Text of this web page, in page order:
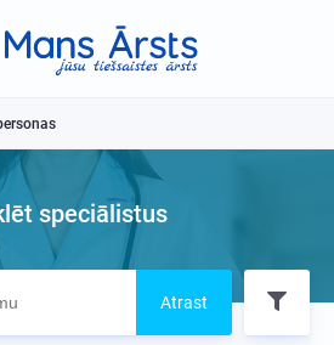
speciālistus
Atrast